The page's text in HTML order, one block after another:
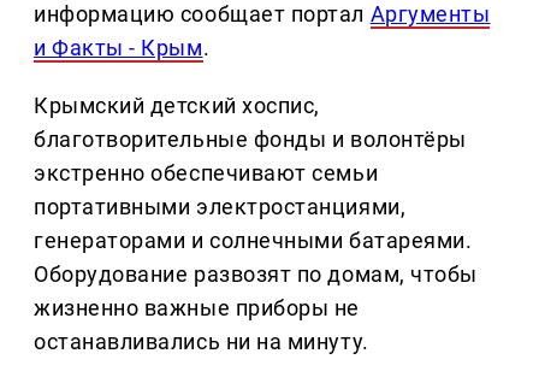
информацию сообщает портал Аргументы
и Факты - Крым.
Крымский детский хоспис,
благотворительные фонды и волонтёры
экстренно обеспечивают семьи
портативными электростанциями,
генераторами и солнечными батареями.
Оборудование развозят по домам, чтобы
жизненно важные приборы не
останавливались ни на минуту.